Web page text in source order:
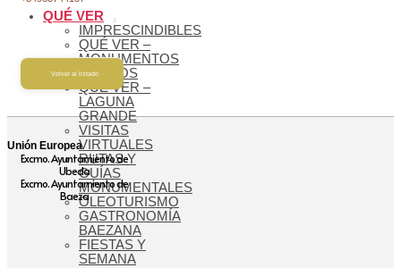
QUÉ VER
IMPRESCINDIBLES
QUÉ VER –
MONUMENTOS
MUSEOS
QUÉ VER –
LAGUNA
GRANDE
VISITAS
VIRTUALES
RUTAS Y
GUÍAS
MONUMENTALES
OLEOTURISMO
GASTRONOMÍA
BAEZANA
FIESTAS Y
SEMANA
Volver al listado
Unión Europea
Excmo. Ayuntamiento de
Ubeda
Excmo. Ayuntamiento de
Baeza